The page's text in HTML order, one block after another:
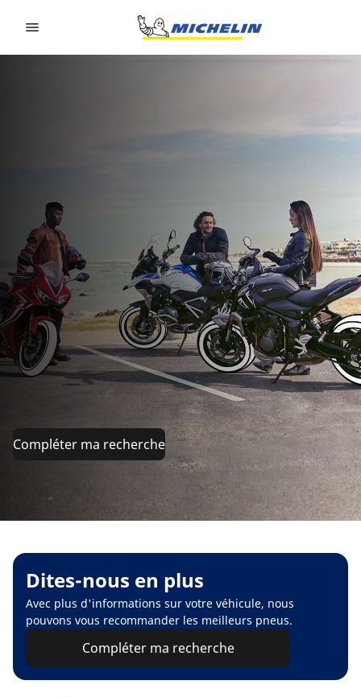
Compléter ma recherche
Dites-nous en plus
Avec plus d'informations sur votre véhicule, nous
pouvons vous recommander les meilleurs pneus.
Compléter ma recherche